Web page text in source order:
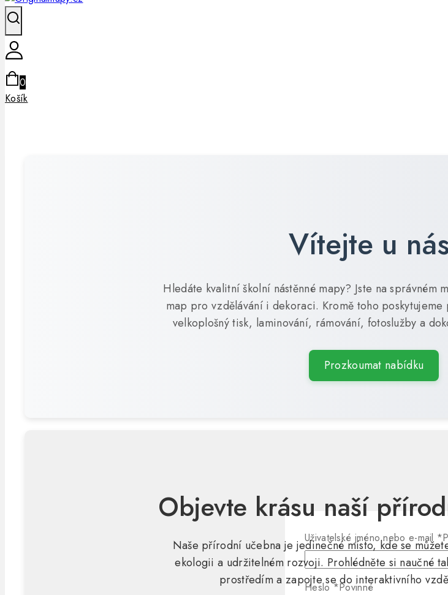
0
Košík
Vítejte u
Hledáte kvalitní školní nástěnné mapy? Jste na
map pro vzdělávání i dekoraci. Kromě toho
velkoplošný tisk, laminování, rámování, fotoslužby a
Prozkoumat nabídku
Objevte krásu naší
Naše přírodní učebna je jedinečné místo, kde se
ekologii a udržitelném rozvoji. Prohlédněte si naučné
prostředím a zapojte se do interaktivního
Uživatelské jméno nebo e-mail *
Heslo*Povinné